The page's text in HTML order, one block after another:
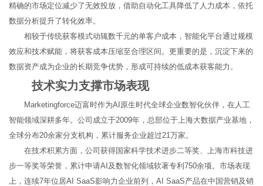
精确的市场定位减少了无效投放，借助自动化工具降低了人力成本，依托
数据分析提升了转化效率。
相较于传统获客模式动辄数千元的单客户成本，智能化平台通过规模
效应和技术赋能，将获客成本压缩至合理区间。更重要的是，沉淀下来的
数据资产成为企业的长期竞争优势，形成可持续的低成本获客能力。
技术实力支撑市场表现
Marketingforce迈富时作为AI原生时代全球企业数智化伙伴，在人工
智能领域深耕多年。公司成立于2009年，总部位于上海大数据产业基地，
全球分布20余家分支机构，累计服务企业超过21万家。
在技术积累方面，公司获得国家科学技术进步二等奖、上海市科技进
步一等奖等荣誉，累计申请AI及数智化领域软著专利750余项。市场表现
上，连续7年位居AI SaaS影响力企业前列，AI SaaS产品在中国营销及销